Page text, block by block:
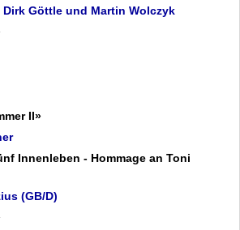
Göttle und Martin Wolczyk
II»
Innenleben - Hommage an Toni
(GB/D)